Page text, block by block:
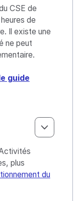
CSE de
de
Il existe une
ne peut
guide
plus
du